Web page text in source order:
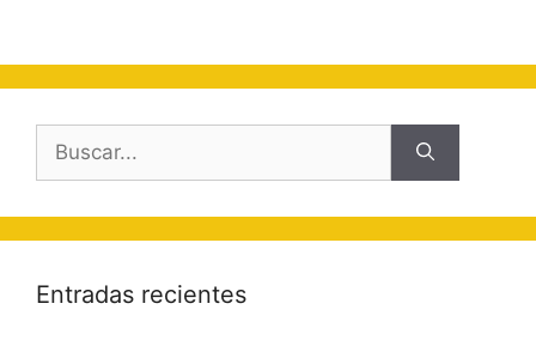
Buscar:
Entradas recientes